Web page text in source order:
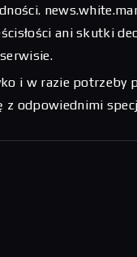
ani skutki
i w razie potrzeby
z odpowiednimi